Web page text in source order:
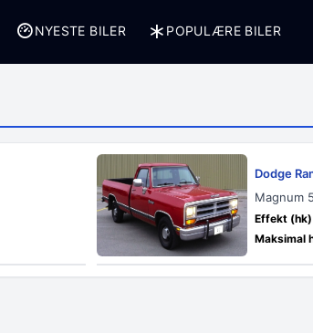
NYESTE BILER POPULÆRE BILER
Dodge
Magnum
Effekt (hk)
Maksimal